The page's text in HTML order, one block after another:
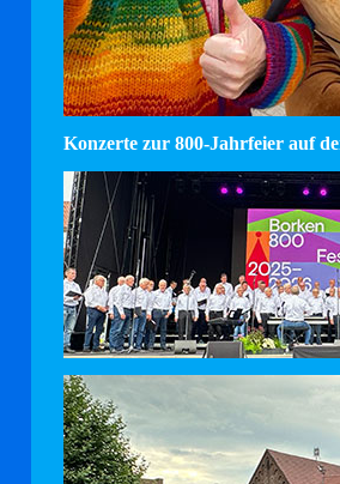
Konzerte zur 800-Jahrfeier auf